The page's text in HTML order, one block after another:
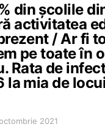
din școlile
activitatea
/ Ar fi
pe toate în
Rata de
la mia de
2021